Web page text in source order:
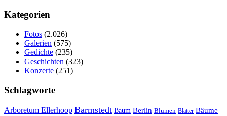
Kategorien
Fotos (2.026)
Galerien (575)
Gedichte (235)
Geschichten (323)
Konzerte (251)
Schlagworte
Arboretum Ellerhoop Barmstedt Baum Berlin Blumen Blätter Bäume